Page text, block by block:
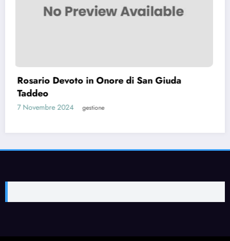
Pagina Etica del Sito Chi Siamo Informativa Privacy
Contatti